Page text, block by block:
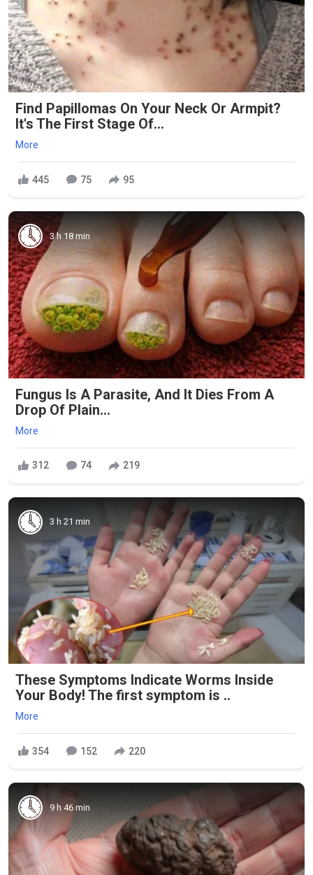
Find Papillomas On Your Neck Or Armpit?
It's The First Stage Of...
More
445 75 95
3 h 18 min
Fungus Is A Parasite, And It Dies From A
Drop Of Plain...
More
312 74 219
3 h 21 min
These Symptoms Indicate Worms Inside
Your Body! The first symptom is ..
More
354 152 220
9 h 46 min